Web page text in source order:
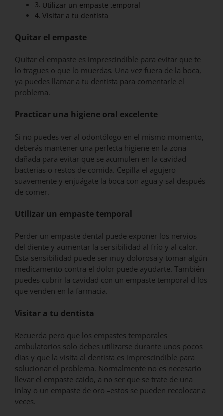
Utilizar un empaste temporal
Visitar a tu dentista
Quitar el empaste
Quitar el empaste es imprescindible para evitar que te
lo tragues o que lo muerdas. Una vez fuera de la boca,
ya puedes llamar a tu dentista para comentarle el
problema.
Practicar una higiene oral excelente
Si no puedes ver al odontólogo en el mismo momento,
deberás mantener una perfecta higiene en la zona
dañada para evitar que se acumulen en la cavidad
bacterias o restos de comida. Cepilla el agujero
suavemente y enjuágate la boca con agua y sal después
de comer.
Utilizar un empaste temporal
Perder un empaste dental puede exponer los nervios
del diente y aumentar la sensibilidad al frío y al calor.
Esta sensibilidad puede ser muy dolorosa y tomar algún
medicamento contra el dolor puede ayudarte. También
puedes cubrir la cavidad con un empaste temporal d los
que venden en la farmacia.
Visitar a tu dentista
Recuerda pero que los empastes temporales
ambulatorios solo debes utilizarse durante unos pocos
días y que la visita al dentista es imprescindible para
solucionar el problema. Normalmente no es necesario
llevar el empaste caído, a no ser que se trate de una
inlay o un empaste de oro –estos se pueden recolocar a
veces.